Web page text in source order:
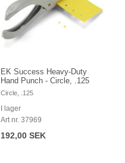
EK Success Heavy-Duty
Hand Punch - Circle, .125
Circle, .125
I lager
Art nr. 37969
192,00 SEK